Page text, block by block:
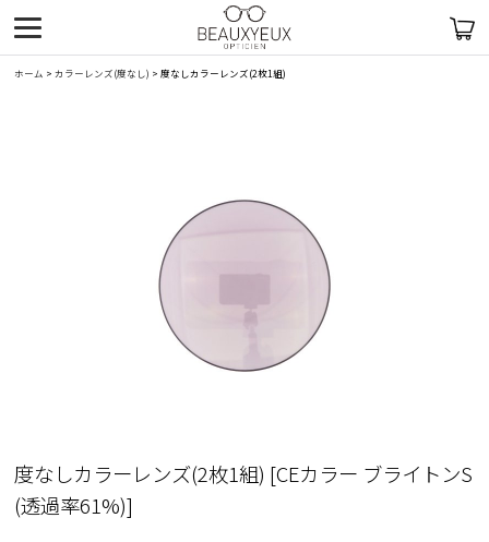
ホーム > カラーレンズ(度なし) > 度なしカラーレンズ(2枚1組)
度なしカラーレンズ(2枚1組) [CEカラー ブライトンS
(透過率61%)]